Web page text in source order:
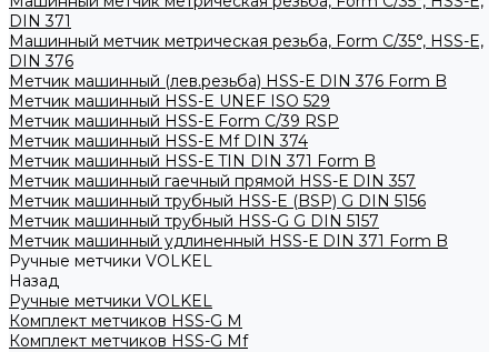
DIN 371
Машинный метчик метрическая резьба, Form С/35°, HSS-E,
DIN 376
Метчик машинный (лев.резьба) HSS-Е DIN 376 Form B
Метчик машинный HSS-E UNEF ISO 529
Метчик машинный HSS-Е Form C/39 RSP
Метчик машинный HSS-Е Mf DIN 374
Метчик машинный HSS-Е TIN DIN 371 Form B
Метчик машинный гаечный прямой HSS-Е DIN 357
Метчик машинный трубный HSS-E (BSP) G DIN 5156
Метчик машинный трубный HSS-G G DIN 5157
Метчик машинный удлиненный HSS-Е DIN 371 Form B
Ручные метчики VOLKEL
Назад
Ручные метчики VOLKEL
Комплект метчиков HSS-G M
Комплект метчиков HSS-G Mf